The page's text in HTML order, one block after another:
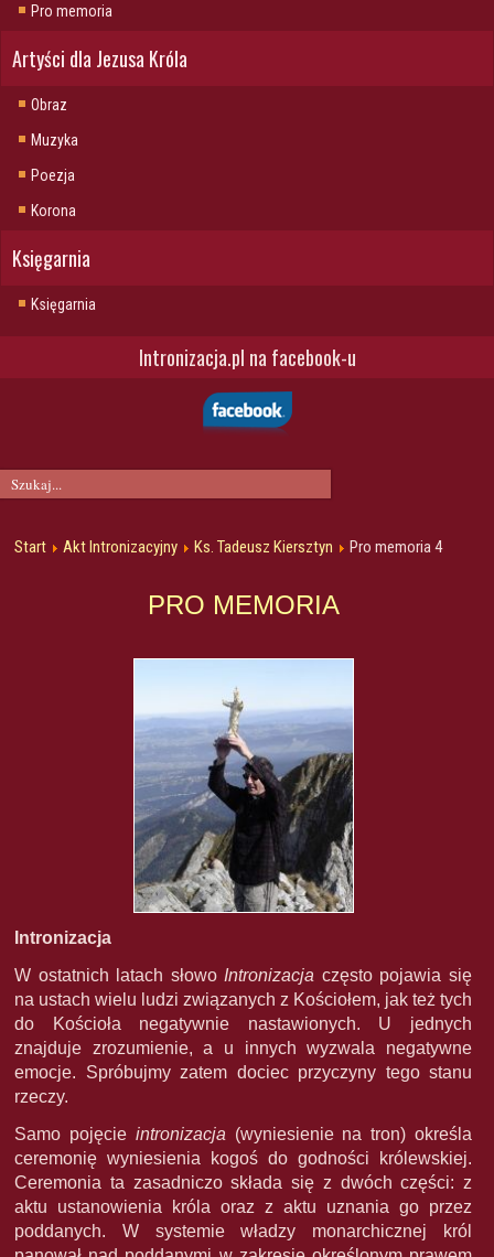
Pro memoria
Artyści dla Jezusa Króla
Obraz
Muzyka
Poezja
Korona
Księgarnia
Księgarnia
Intronizacja.pl na facebook-u
Start Akt Intronizacyjny Ks. Tadeusz Kiersztyn Pro memoria 4
PRO MEMORIA
Intronizacja
W ostatnich latach słowo Intronizacja często pojawia się
na ustach wielu ludzi związanych z Kościołem, jak też tych
do Kościoła negatywnie nastawionych. U jednych
znajduje zrozumienie, a u innych wyzwala negatywne
emocje. Spróbujmy zatem dociec przyczyny tego stanu
rzeczy.
Samo pojęcie intronizacja (wyniesienie na tron) określa
ceremonię wyniesienia kogoś do godności królewskiej.
Ceremonia ta zasadniczo składa się z dwóch części: z
aktu ustanowienia króla oraz z aktu uznania go przez
poddanych. W systemie władzy monarchicznej król